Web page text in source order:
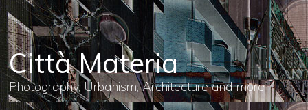
メ
イ
ン
コ
ン
テ
ン
へ
Città Materia
Photography, Urbanism, Architecture and more